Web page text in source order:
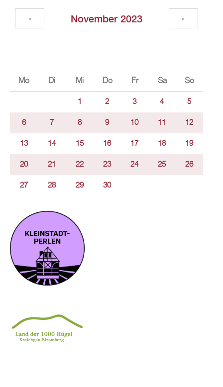
November 2023
« »
Mo Di Mi Do Fr Sa So
1 2 3 4 5
6 7 8 9 10 11 12
13 14 15 16 17 18 19
20 21 22 23 24 25 26
27 28 29 30